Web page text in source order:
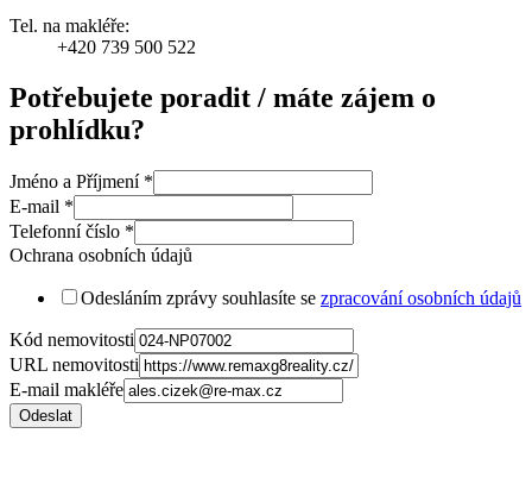
Tel. na makléře:
+420 739 500 522
Potřebujete poradit / máte zájem o
prohlídku?
Jméno a Příjmení *
E-mail *
Telefonní číslo *
Ochrana osobních údajů
Odesláním zprávy souhlasíte se zpracování osobních údajů
Kód nemovitosti
URL nemovitosti
E-mail makléře
Odeslat